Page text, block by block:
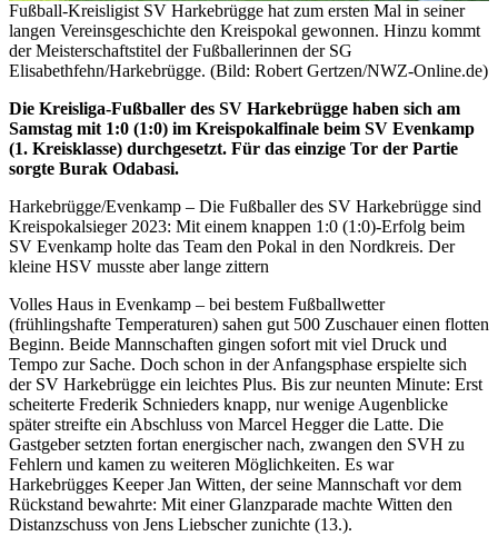
Fußball-Kreisligist SV Harkebrügge hat zum ersten Mal in seiner
langen Vereinsgeschichte den Kreispokal gewonnen. Hinzu kommt
der Meisterschaftstitel der Fußballerinnen der SG
Elisabethfehn/Harkebrügge. (Bild: Robert Gertzen/NWZ-Online.de)
Die Kreisliga-Fußballer des SV Harkebrügge haben sich am
Samstag mit 1:0 (1:0) im Kreispokalfinale beim SV Evenkamp
(1. Kreisklasse) durchgesetzt. Für das einzige Tor der Partie
sorgte Burak Odabasi.
Harkebrügge/Evenkamp – Die Fußballer des SV Harkebrügge sind
Kreispokalsieger 2023: Mit einem knappen 1:0 (1:0)-Erfolg beim
SV Evenkamp holte das Team den Pokal in den Nordkreis. Der
kleine HSV musste aber lange zittern
Volles Haus in Evenkamp – bei bestem Fußballwetter
(frühlingshafte Temperaturen) sahen gut 500 Zuschauer einen flotten
Beginn. Beide Mannschaften gingen sofort mit viel Druck und
Tempo zur Sache. Doch schon in der Anfangsphase erspielte sich
der SV Harkebrügge ein leichtes Plus. Bis zur neunten Minute: Erst
scheiterte Frederik Schnieders knapp, nur wenige Augenblicke
später streifte ein Abschluss von Marcel Hegger die Latte. Die
Gastgeber setzten fortan energischer nach, zwangen den SVH zu
Fehlern und kamen zu weiteren Möglichkeiten. Es war
Harkebrügges Keeper Jan Witten, der seine Mannschaft vor dem
Rückstand bewahrte: Mit einer Glanzparade machte Witten den
Distanzschuss von Jens Liebscher zunichte (13.).